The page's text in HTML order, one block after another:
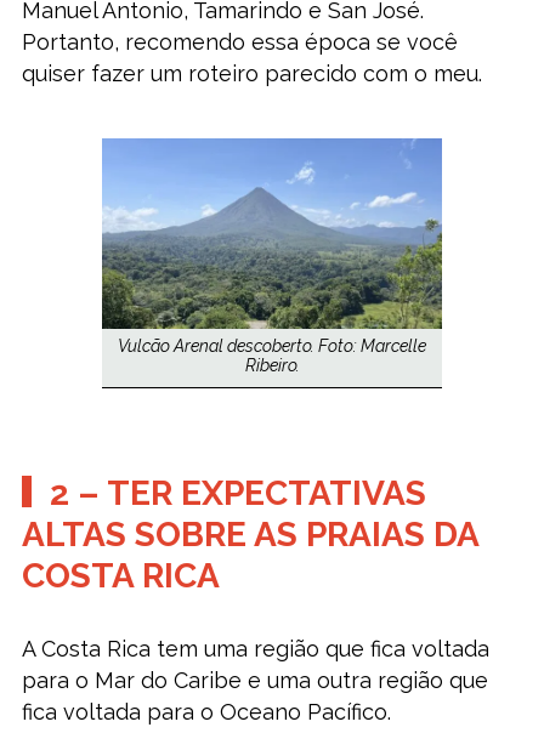
Manuel Antonio, Tamarindo e San José.
Portanto, recomendo essa época se você
quiser fazer um roteiro parecido com o meu.
Vulcão Arenal descoberto. Foto: Marcelle
Ribeiro.
2 – TER EXPECTATIVAS
ALTAS SOBRE AS PRAIAS DA
COSTA RICA
A Costa Rica tem uma região que fica voltada
para o Mar do Caribe e uma outra região que
fica voltada para o Oceano Pacífico.